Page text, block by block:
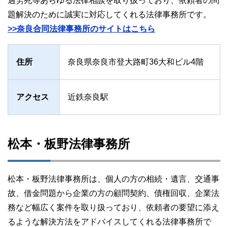
題解決のために誠実に対応してくれる法律事務所です。
>>奈良合同法律事務所のサイトはこちら
住所 奈良県奈良市登大路町36大和ビル4階
アクセス 近鉄奈良駅
松本・板野法律事務所
松本・板野法律事務所は、個人の方の相続・遺言、交通事
故、借金問題から企業の方の顧問契約、債権回収、企業法
務など幅広く案件を取り扱っており、依頼者の要望に添え
るような解決方法をアドバイスしてくれる法律事務所で